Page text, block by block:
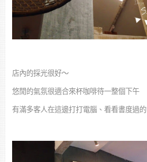
店內的採光很好～
悠閒的氣氛很適合來杯咖啡待一整個下午
有滿多客人在這邊打打電腦、看看書度過的